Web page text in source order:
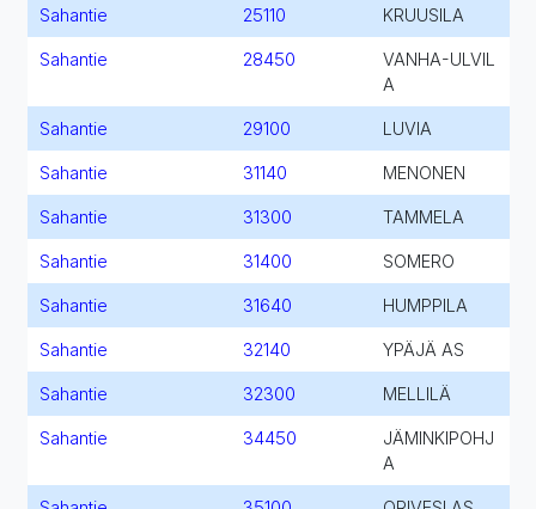
Sahantie 25110 KRUUSILA
Sahantie 28450
VANHA-ULVIL
A
Sahantie 29100 LUVIA
Sahantie 31140 MENONEN
Sahantie 31300 TAMMELA
Sahantie 31400 SOMERO
Sahantie 31640 HUMPPILA
Sahantie 32140 YPÄJÄ AS
Sahantie 32300 MELLILÄ
Sahantie 34450
JÄMINKIPOHJ
A